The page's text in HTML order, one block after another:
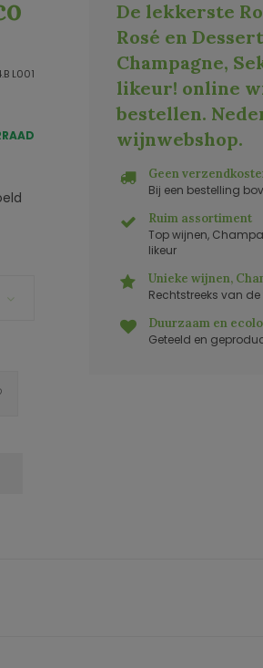
L001
De lekkerste
Rosé en
Champagne,
likeur! online
bestellen.
wijnwebshop.
Geen
Bij een bestelling
Ruim assortiment
Top wijnen,
likeur
Unieke wijnen,
Rechtstreeks van
Duurzaam en
Geteeld en